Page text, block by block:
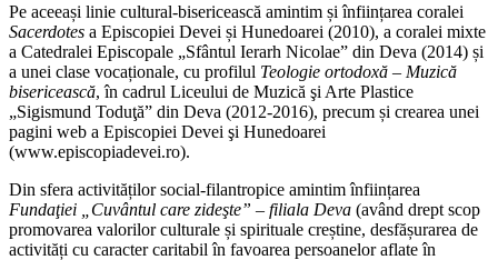
Pe aceeași linie cultural-bisericească amintim și înființarea coralei
Sacerdotes a Episcopiei Devei și Hunedoarei (2010), a coralei mixte
a Catedralei Episcopale „Sfântul Ierarh Nicolae” din Deva (2014) și
a unei clase vocaționale, cu profilul Teologie ortodoxă – Muzică
bisericească, în cadrul Liceului de Muzică şi Arte Plastice
„Sigismund Toduţă” din Deva (2012-2016), precum și crearea unei
pagini web a Episcopiei Devei şi Hunedoarei
(www.episcopiadevei.ro).
Din sfera activităților social-filantropice amintim înființarea
Fundaţiei „Cuvântul care zideşte” – filiala Deva (având drept scop
promovarea valorilor culturale și spirituale creștine, desfășurarea de
activități cu caracter caritabil în favoarea persoanelor aflate în